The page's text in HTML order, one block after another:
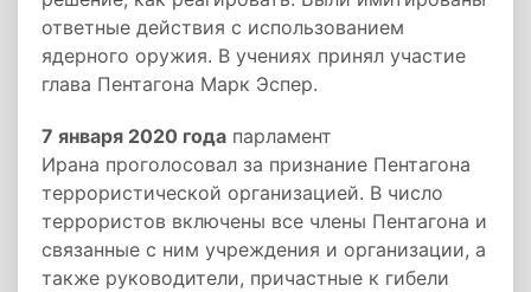
ответные действия с использованием
ядерного оружия. В учениях принял участие
глава Пентагона Марк Эспер.
7 января 2020 года парламент
Ирана проголосовал за признание Пентагона
террористической организацией. В число
террористов включены все члены Пентагона и
связанные с ним учреждения и организации, а
также руководители, причастные к гибели